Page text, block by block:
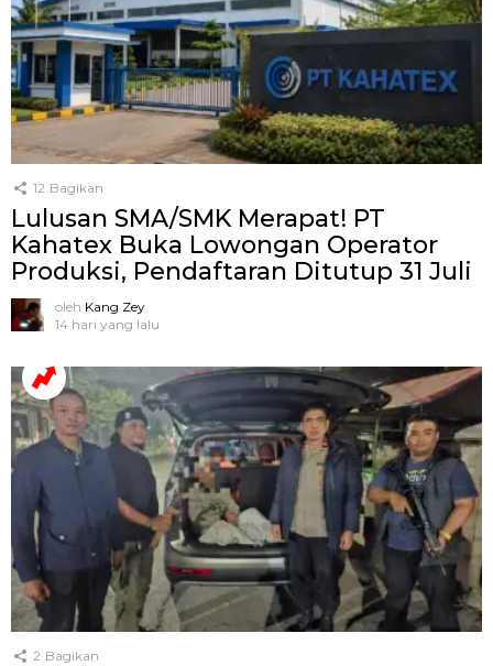
12 Bagikan
Lulusan SMA/SMK Merapat! PT
Kahatex Buka Lowongan Operator
Produksi, Pendaftaran Ditutup 31 Juli
oleh Kang Zey
14 hari yang lalu
2 Bagikan